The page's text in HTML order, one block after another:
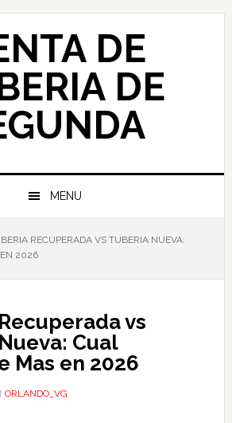
DE
DE
MENU
RECUPERADA VS TUBERIA NUEVA:
2026
vs
Cual
Mas en 2026
ORLANDO_VG